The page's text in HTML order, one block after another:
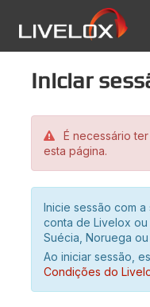
Iniciar
É necessário
esta página.
Inicie sessão com a
conta de Livelox
Suécia, Noruega ou
Ao iniciar sessão,
Condições do